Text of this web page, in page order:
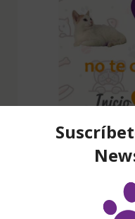
Configura nuestro Inicio
vez que entres a hacer
Amazon desde ahí, tu